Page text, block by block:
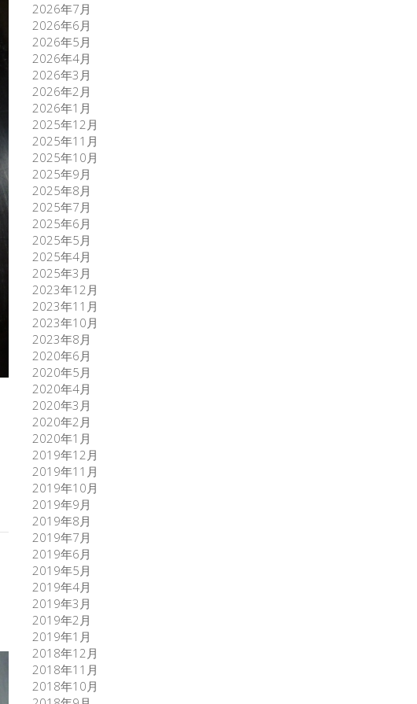
2026年7月
2026年6月
2026年5月
2026年4月
2026年3月
2026年2月
2026年1月
2025年12月
2025年11月
2025年10月
2025年9月
2025年8月
2025年7月
2025年6月
2025年5月
2025年4月
2025年3月
2023年12月
2023年11月
2023年10月
2023年8月
2020年6月
2020年5月
2020年4月
2020年3月
2020年2月
2020年1月
2019年12月
2019年11月
2019年10月
2019年9月
2019年8月
2019年7月
2019年6月
2019年5月
2019年4月
2019年3月
2019年2月
2019年1月
2018年12月
2018年11月
2018年10月